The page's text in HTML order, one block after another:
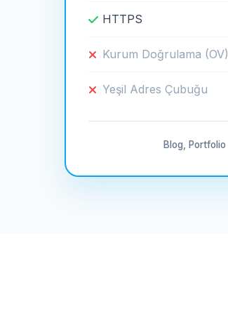
HTTPS
Kurum Doğrulama (OV)
Yeşil Adres Çubuğu
Blog, Portfolio